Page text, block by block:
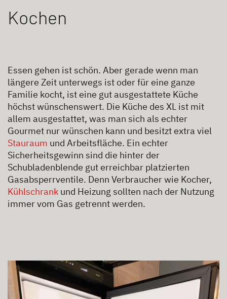
Kochen
Essen gehen ist schön. Aber gerade wenn man
längere Zeit unterwegs ist oder für eine ganze
Familie kocht, ist eine gut ausgestattete Küche
höchst wünschenswert. Die Küche des XL ist mit
allem ausgestattet, was man sich als echter
Gourmet nur wünschen kann und besitzt extra viel
Stauraum und Arbeitsfläche. Ein echter
Sicherheitsgewinn sind die hinter der
Schubladenblende gut erreichbar platzierten
Gasabsperrventile. Denn Verbraucher wie Kocher,
Kühlschrank und Heizung sollten nach der Nutzung
immer vom Gas getrennt werden.